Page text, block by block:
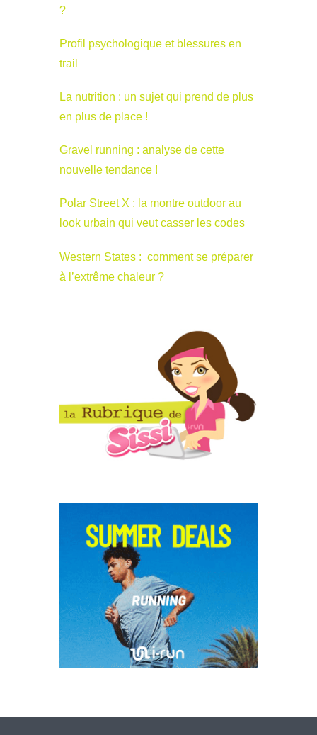
?
Profil psychologique et blessures en
trail
La nutrition : un sujet qui prend de plus
en plus de place !
Gravel running : analyse de cette
nouvelle tendance !
Polar Street X : la montre outdoor au
look urbain qui veut casser les codes
Western States : comment se préparer
à l’extrême chaleur ?